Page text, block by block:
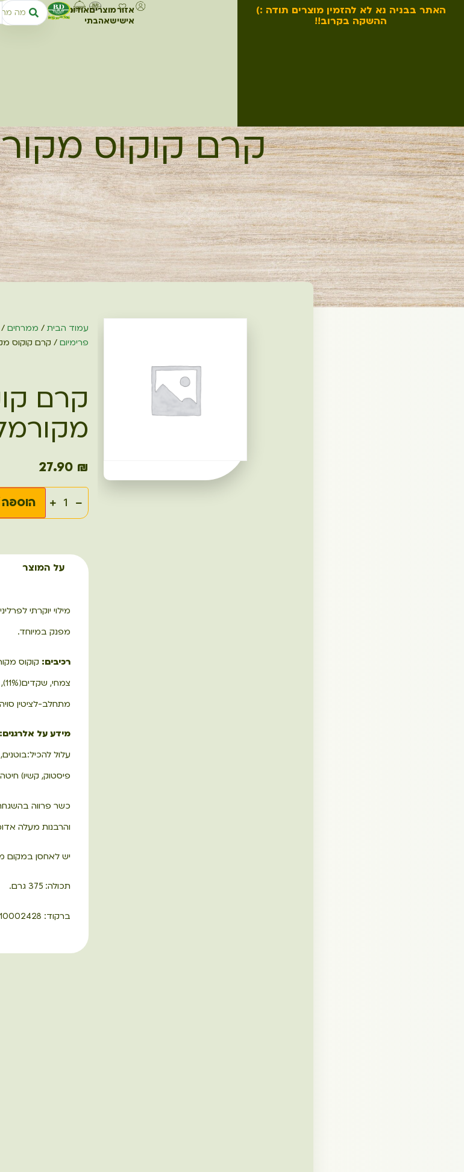
האתר בבניה נא לא להזמין מוצרים תודה :)
ההשקה בקרוב!!
אזור
אישי
מוצרים
שאהבתי
אודותינומתכונים
קרם קוקוס
עמוד הבית/ ממרחים/
פרימיום/ קרם קוקוס
קרם
27.90 ₪
הוספה
על המוצר
מילוי יוקרתי
מפנק במיוחד.
רכיבים:
מתחלב-לציטין
מידע על אלרגנים:
עלול
פיסטוק, קשיו)
כשר פרווה
והרבנות מעלה
יש לאחסן במקום
תכולה: 375 גרם.
ברקוד: 7290110002428